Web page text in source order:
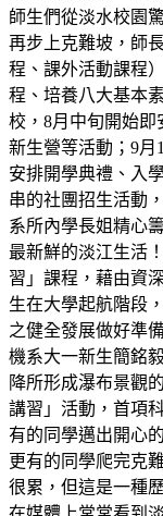
師生們從淡水校園
再步上克難坡，師
程、課外活動課程
程、培養八大基本
校，8月中旬開始
新生營等活動；9月
安排開學典禮、入
串的社團招生活動
系所內學長姐精心
最新鮮的淡江生活
習」課程，藉由資
生在大學起航階段
之健全發展做好準
機系大一新生簡銘
降所形成瀑布景觀
講習」活動，首項
有的同學邁出開心
更有的同學爬完克
很累，但這是一種